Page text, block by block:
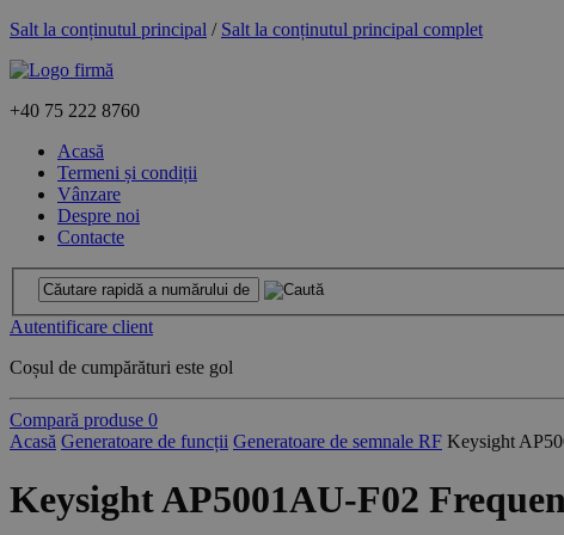
Salt la conținutul principal / Salt la conținutul principal complet
+40 75 222 8760
Acasă
Termeni și condiții
Vânzare
Despre noi
Contacte
Autentificare client
Coșul de cumpărături este gol
Compară produse 0
Acasă Generatoare de funcții Generatoare de semnale RF Keysight
Keysight AP5001AU-F02